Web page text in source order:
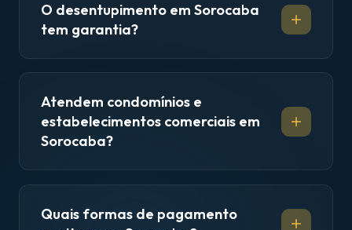
O desentupimento em Sorocaba
tem garantia?
Atendem condomínios e
estabelecimentos comerciais em
Sorocaba?
Quais formas de pagamento